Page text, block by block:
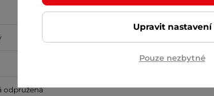
odpružená
Upravit nastavení
Pouze nezbytné